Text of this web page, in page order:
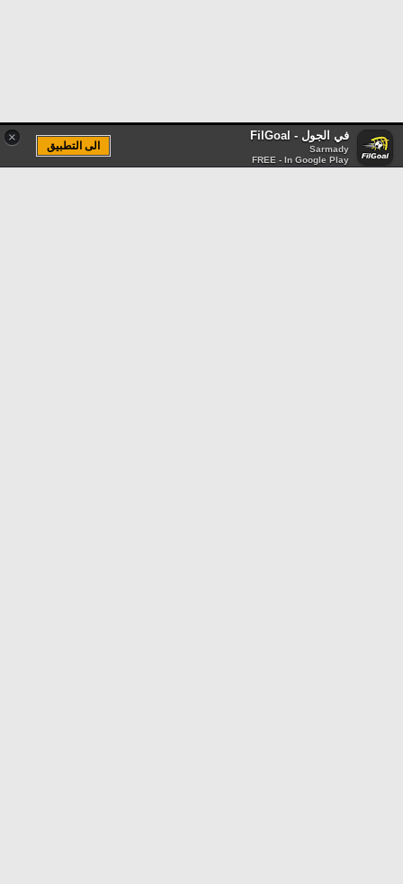
× في الجول - FilGoal
Sarmady
FREE - In Google Play
الى التطبيق